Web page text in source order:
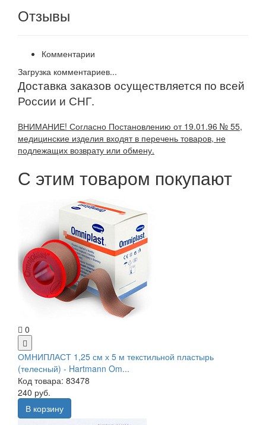
Отзывы
Комментарии
Загрузка комментариев...
Доставка заказов осуществляется по всей
России и СНГ.
ВНИМАНИЕ! Согласно Постановлению от 19.01.96 № 55,
медицинские изделия входят в перечень товаров, не
подлежащих возврату или обмену.
С этим товаром покупают
0
ОМНИПЛАСТ 1,25 см х 5 м текстильной пластырь
(телесный) - Hartmann Om...
Код товара: 83478
240 руб.
В корзину